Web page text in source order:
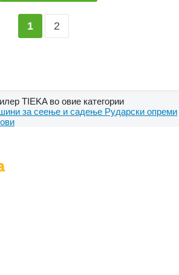
1 2
TIEKA во овие категории
за сеење и садење Рударски опреми